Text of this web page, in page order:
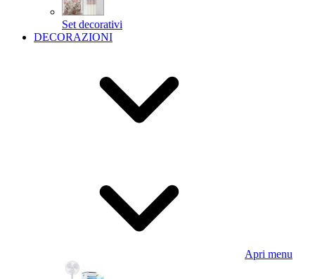
Set decorativi
DECORAZIONI
Apri menu